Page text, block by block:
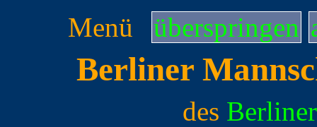
Menü überspringen
Berliner
des